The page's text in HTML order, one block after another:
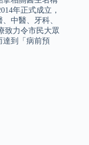
年正式成立，
中醫、牙科、
致力令市民大眾
達到「病前預